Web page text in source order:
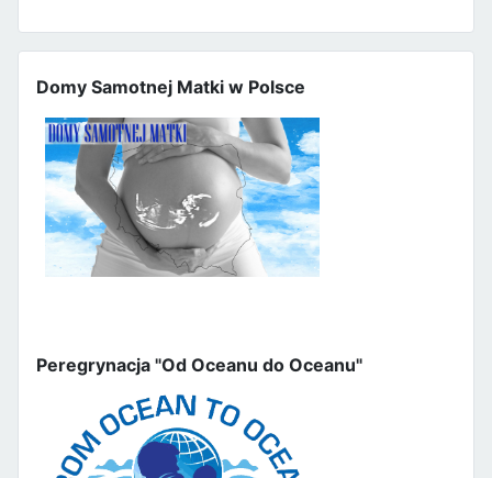
Domy Samotnej Matki w Polsce
Peregrynacja "Od Oceanu do Oceanu"